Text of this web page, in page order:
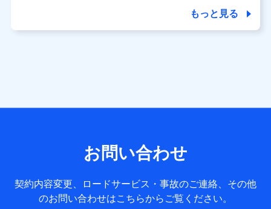
個人データは、こちら の利用目的の範囲内に限って共同利
用します。
サービス提供等を通じて取得した、以下の情報などの個人デ
基本情報
氏名、電話番号、メールアドレス、お客さまの識別子、
属性、連絡先、dポイントサービスのご利用に関する情
もっと見る
お問い合わせ
契約内容変更、ロードサービス・事故のご連絡、その他
のお問い合わせはこちらからご覧ください。